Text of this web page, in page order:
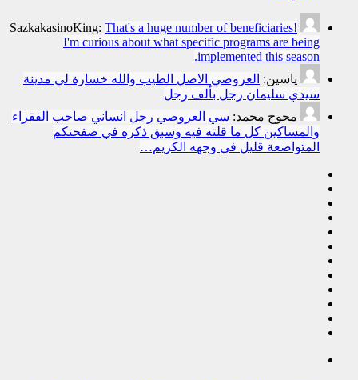
SazkakasinoKing: That's a huge number of beneficiaries!
I'm curious about what specific programs are being
implemented this season.
ياسين: العروضي الاصل الطيب والله خسارة لي مدينة
سيدي سليمان رجل بألف رجل
محوح محمد: سي العروصي رجل انساني صاحب الفقراء
والمساكين كل ما قلته فيه وسبق ذكره في صفحتكم
المتواضعة قليل في وجهه الكريم…